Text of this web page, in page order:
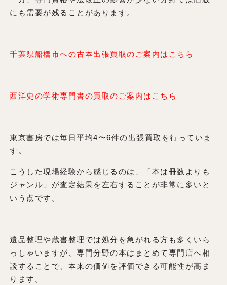
にも需要が残ることがあります。
千葉県船橋市への古本出張買取のご案内はこちら
西洋史の学術専門書の買取のご案内はこちら
東京書房では毎日平均4〜6件の出張買取を行っていま
す。
こうした現場経験から感じるのは、「本は冊数よりも
ジャンル」が査定結果を左右することが非常に多いと
いう点です。
遺品整理や蔵書整理では処分を急がれる方も多くいら
っしゃいますが、専門分野の本はまとめて専門店へ相
談することで、本来の価値を評価できる可能性が高ま
ります。